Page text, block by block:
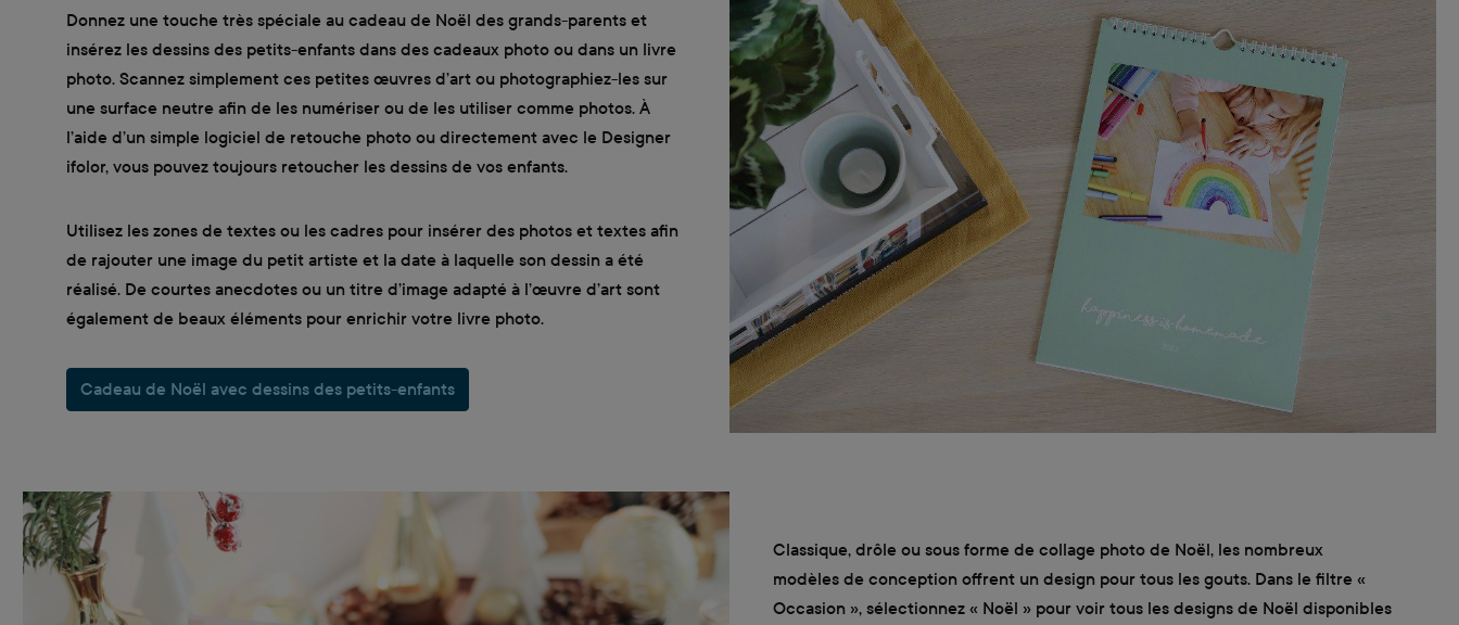
Donnez une touche très spéciale au cadeau de Noël des grands-parents et
insérez les dessins des petits-enfants dans des cadeaux photo ou dans un livre
photo. Scannez simplement ces petites œuvres d’art ou photographiez-les sur
une surface neutre afin de les numériser ou de les utiliser comme photos. À
l’aide d’un simple logiciel de retouche photo ou directement avec le Designer
ifolor, vous pouvez toujours retoucher les dessins de vos enfants.
Utilisez les zones de textes ou les cadres pour insérer des photos et textes afin
de rajouter une image du petit artiste et la date à laquelle son dessin a été
réalisé. De courtes anecdotes ou un titre d’image adapté à l’œuvre d’art sont
également de beaux éléments pour enrichir votre livre photo.
Cadeau de Noël avec dessins des petits-enfants
Classique, drôle ou sous forme de collage photo de Noël, les nombreux
modèles de conception offrent un design pour tous les gouts. Dans le filtre «
Occasion », sélectionnez « Noël » pour voir tous les designs de Noël disponibles